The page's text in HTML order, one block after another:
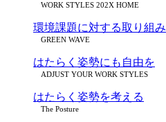
WORK STYLES 202X HOME
環境課題に対する取り組み
GREEN WAVE
はたらく姿勢にも自由を
ADJUST YOUR WORK STYLES
はたらく姿勢を考える
The Posture